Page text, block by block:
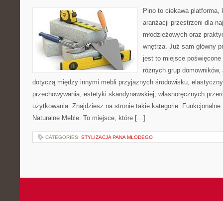
Pino to ciekawa platforma,
aranżacji przestrzeni dla
młodzieżowych oraz
wnętrza. Już sam główny
jest to miejsce
różnych grup domowników,
dotyczą między innymi mebli przyjaznych środowisku,
przechowywania, estetyki skandynawskiej, własnoręcznych
użytkowania. Znajdziesz na stronie takie kategorie:
Naturalne Meble. To miejsce, które […]
CATEGORIES: STYLIZACJA PANA MŁODEGO